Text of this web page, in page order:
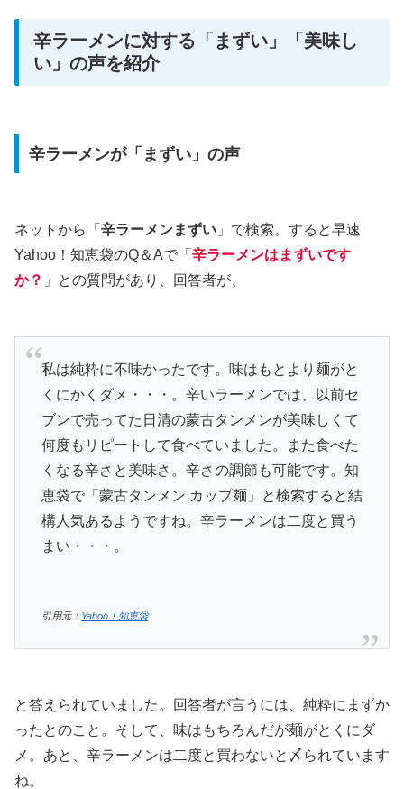
辛ラーメンに対する「まずい」「美味し
い」の声を紹介
辛ラーメンが「まずい」の声
ネットから「 辛ラーメンまずい 」で検索。すると早速
Yahoo！知恵袋のQ＆Aで「 辛ラーメンはまずいです
か？ 」との質問があり、回答者が、
私は純粋に不味かったです。味はもとより麺がと
くにかくダメ・・・。辛いラーメンでは、以前セ
ブンで売ってた日清の蒙古タンメンが美味しくて
何度もリピートして食べていました。また食べた
くなる辛さと美味さ。辛さの調節も可能です。知
恵袋で「蒙古タンメン カップ麺」と検索すると結
構人気あるようですね。辛ラーメンは二度と買う
まい・・・。
引用元： Yahoo！知恵袋
と答えられていました。回答者が言うには、純粋にまずか
ったとのこと。そして、味はもちろんだが麺がとくにダ
メ。あと、辛ラーメンは二度と買わないと〆られています
ね。